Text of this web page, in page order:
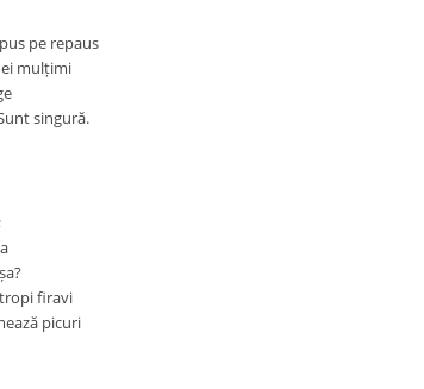
pe repaus
mulțimi
singură.
firavi
picuri